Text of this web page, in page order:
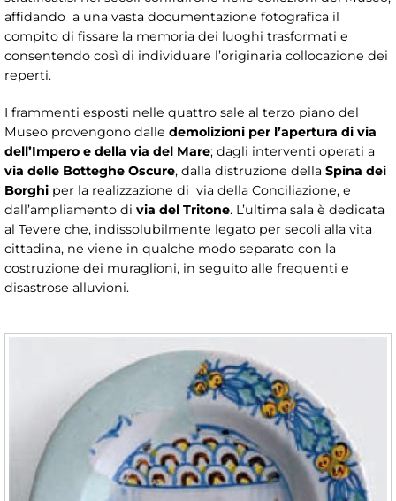
affidando a una vasta documentazione fotografica il
compito di fissare la memoria dei luoghi trasformati e
consentendo così di individuare l’originaria collocazione dei
reperti.
I frammenti esposti nelle quattro sale al terzo piano del
Museo provengono dalle demolizioni per l’apertura di via
dell’Impero e della via del Mare; dagli interventi operati a
via delle Botteghe Oscure, dalla distruzione della Spina dei
Borghi per la realizzazione di via della Conciliazione, e
dall’ampliamento di via del Tritone. L’ultima sala è dedicata
al Tevere che, indissolubilmente legato per secoli alla vita
cittadina, ne viene in qualche modo separato con la
costruzione dei muraglioni, in seguito alle frequenti e
disastrose alluvioni.